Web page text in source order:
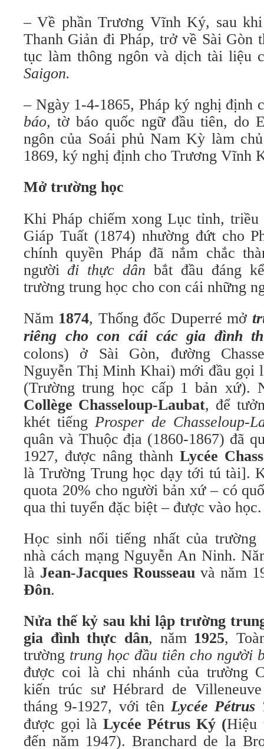
– Về phần Trương Vĩnh Ký, sau khi
Thanh Giản đi Pháp, trở về Sài Gòn
tục làm thông ngôn và dịch tài liệu
Saigon.
– Ngày 1-4-1865, Pháp ký nghị định
báo, tờ báo quốc ngữ đầu tiên, do
ngôn của Soái phủ Nam Kỳ làm
1869, ký nghị định cho Trương Vĩnh
Mở trường học
Khi Pháp chiếm xong Lục tỉnh,
Giáp Tuất (1874) nhường đứt cho
chính quyền Pháp đã nắm chắc
người đi thực dân bắt đầu đáng
trường trung học cho con cái những
Năm 1874, Thống đốc Duperré mở
riêng cho con cái các gia đình
colons) ở Sài Gòn, đường
Nguyễn Thị Minh Khai) mới đầu gọi
Collège Chasseloup-Laubat, để
khét tiếng Prosper de Chasseloup-
quân và Thuộc địa (1860-1867) đã
1927, được nâng thành Lycée
là Trường Trung học dạy tới tú tài].
quota 20% cho người bản xứ – có
qua thi tuyển đặc biệt – được vào học.
Học sinh nổi tiếng nhất của trường
nhà cách mạng Nguyễn An Ninh.
là Jean-Jacques Rousseau và năm
Đôn.
Nửa thế kỷ sau khi lập trường
gia đình thực dân, năm 1925,
trường trung học đầu tiên cho người
được coi là chi nhánh của trường
kiến trúc sư Hébrard de
tháng 9-1927, với tên Lycée
được gọi là Lycée Pétrus Ký (Hiệu